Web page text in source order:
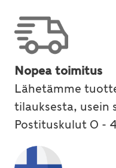
Nopea toimitus
Lähetämme
tilauksesta, usein
Postituskulut 0 -